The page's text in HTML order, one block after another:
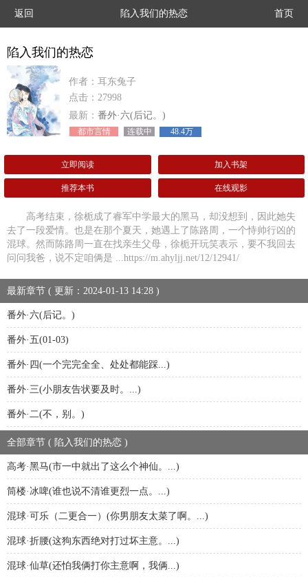
返回 陷入我们的热恋 首页
陷入我们的热恋
作者：耳东兔子
点击：27998
最新： 番外·六(后记。)
都市言情 连载中 48.4万
立即阅读 加入书架
推荐本书 在线观影
高考结束，徐栀成了睿军中学最大的黑马，却没想到，因此她失
去了一段爱情。也是在那个夏天，她遇上了陈路周，一个恃帅行凶的
混球。然而陈路周一直在找亲生父母，徐栀开玩笑表示，要不我回去
问问我爸，说不定咱俩是 ...https://m.ahyljj.net/12/12941/
最新章节 ( 更新：2024-01-13 14:28 )
番外·六(后记。)
番外·五(01-03)
番外·四(一个完完全全、处处都能踩...)
番外·三(小朋友告状要及时。...)
番外·二(不，别。)
全部章节 ( 陷入我们的热恋 )
高考·黑马(市一中就出了这么个神仙。...)
筒楼·冰啤(谁也说不清谁更烈一点。...)
混球·可乐（二更合一）(你男朋友太菜了啊。...)
混球·折腰(这狗东西绝对打过坏主意。...)
混球·仙草(还怕我俩打你主意啊，我俩...)